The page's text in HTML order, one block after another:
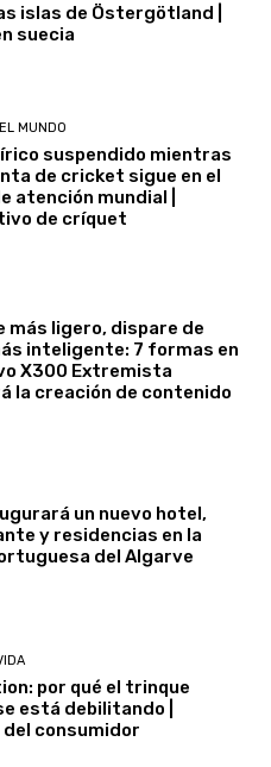
islas de Östergötland |
suecia
MUNDO
suspendido mientras
de cricket sigue en el
atención mundial |
de críquet
más ligero, dispare de
inteligente: 7 formas en
X300 Extremista
la creación de contenido
un nuevo hotel,
y residencias en la
del Algarve
por qué el trinque
está debilitando |
consumidor